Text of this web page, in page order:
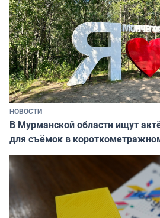
НОВОСТИ
В Мурманской области ищут
для съёмок в